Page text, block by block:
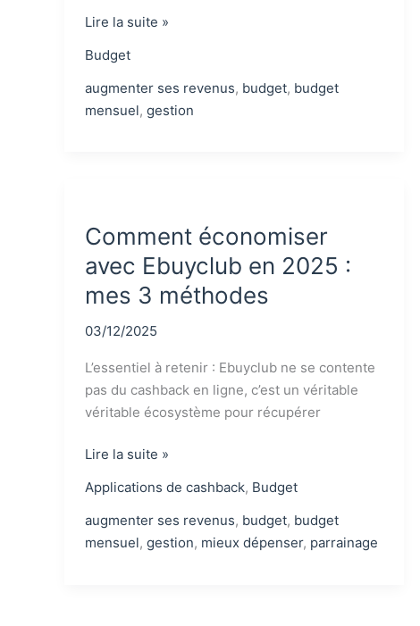
Changements
avril
2026
:
budget
Lire la suite »
Budget
augmenter ses revenus, budget, budget
mensuel, gestion
Comment économiser
avec Ebuyclub en 2025 :
mes 3 méthodes
03/12/2025
L’essentiel à retenir : Ebuyclub ne se contente
pas du cashback en ligne, c’est un véritable
véritable écosystème pour récupérer
Comment
avec
Ebuyclub
en
Lire la suite »
Applications de cashback, Budget
augmenter ses revenus, budget, budget
mensuel, gestion, mieux dépenser, parrainage